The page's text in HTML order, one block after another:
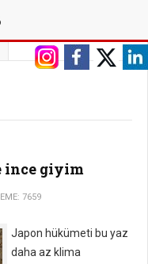
ince giyim
7659
Japon hükümeti bu yaz
daha az klima